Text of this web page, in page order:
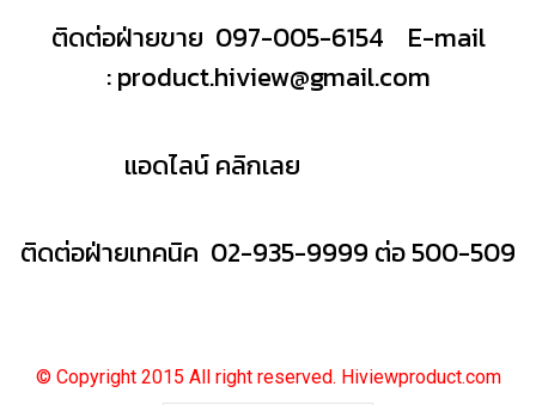
ติดต่อฝ่ายขาย 097-005-6154
E-mail
:product.hiview@gmail.com
แอดไลน์ คลิกเลย
ติดต่อฝ่ายเทคนิค 02-935-9999 ต่อ 500-509
© Copyright 2015 All right reserved. Hiviewproduct.com